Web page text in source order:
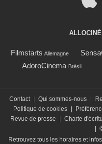
Filmstarts Allemagne
AdoroCinema Brésil
Contact Qui sommes-nous
Politique de cookies
Revue de presse
Charte
Retrouvez tous les horaires et